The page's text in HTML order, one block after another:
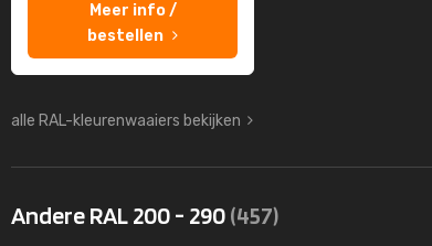
Meer info /
bestellen
alle RAL-kleurenwaaiers bekijken
Andere RAL 200 - 290(457)